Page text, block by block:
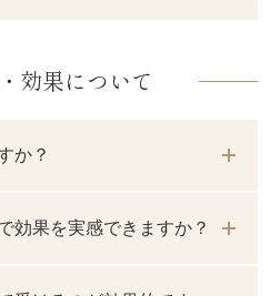
効果について
か？
効果を実感できますか？